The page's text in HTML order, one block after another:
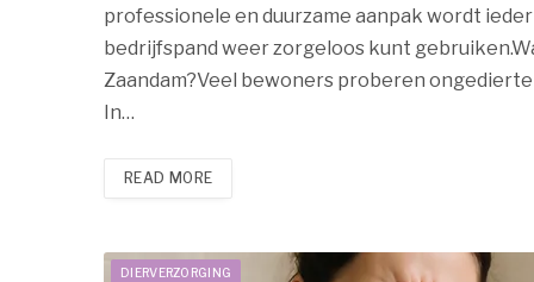
professionele en duurzame aanpak wordt
bedrijfspand weer zorgeloos kunt
Zaandam?Veel bewoners proberen
In…
READ MORE
DIERVERZORGING